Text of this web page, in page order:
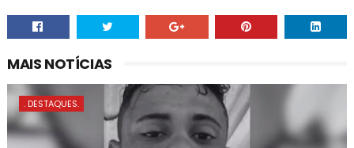
MAIS NOTÍCIAS
. DESTAQUES.